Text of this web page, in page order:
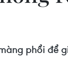
phổi để